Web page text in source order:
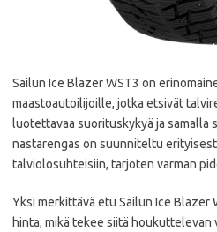
Sailun Ice Blazer WST3 on
maastoautoilijoille, jotka etsivät
luotettavaa suorituskykyä ja samalla
nastarengas on suunniteltu
talviolosuhteisiin, tarjoten varman
Yksi merkittävä etu Sailun Ice Blazer
hinta, mikä tekee siitä houkuttelevan